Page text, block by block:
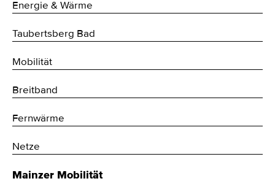
Energie & Wärme
Taubertsberg Bad
Mobilität
Breitband
Fernwärme
Netze
Mainzer Mobilität